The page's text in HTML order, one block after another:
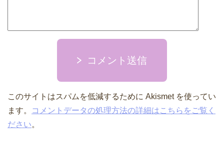
コメント送信
このサイトはスパムを低減するために Akismet を使ってい
ます。
コメントデータの処理方法の詳細はこちらをご覧く
ださい。